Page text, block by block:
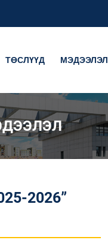
ТӨСЛҮҮД МЭДЭЭЛЭЛ
2026”